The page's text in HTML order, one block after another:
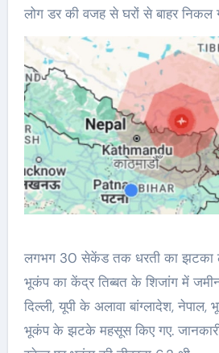
लोग डर की वजह से घरों से बाहर निकल
लगभग 30 सेकेंड तक धरती का झटका
भूकंप का केंद्र तिब्बत के शिजांग में
दिल्ली, यूपी के अलावा बांग्लादेश,
भूकंप के झटके महसूस किए गए.